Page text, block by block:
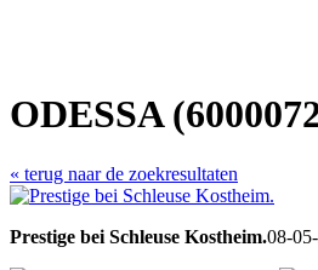
ODESSA
« terug naar de zoekresultaten
Prestige bei Schleuse Kostheim.08-